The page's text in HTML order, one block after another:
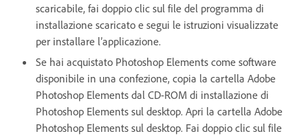
scaricabile, fai doppio clic sul file del programma di
installazione scaricato e segui le istruzioni visualizzate
per installare l’applicazione.
Se hai acquistato Photoshop Elements come software
disponibile in una confezione, copia la cartella Adobe
Photoshop Elements dal CD-ROM di installazione di
Photoshop Elements sul desktop. Apri la cartella Adobe
Photoshop Elements sul desktop. Fai doppio clic sul file